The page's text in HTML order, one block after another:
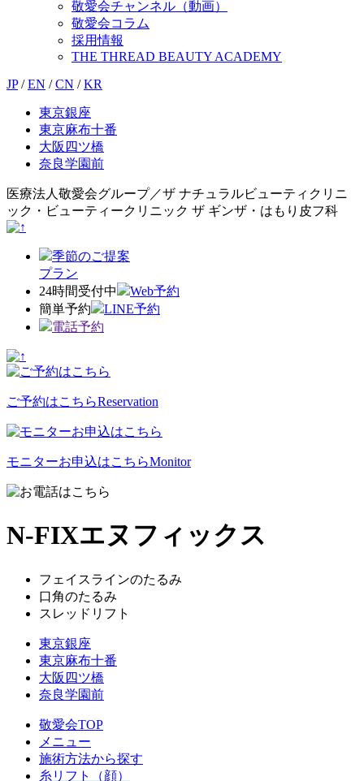
敬愛会チャンネル（動画）
敬愛会コラム
採用情報
THE THREAD BEAUTY ACADEMY
JP / EN / CN / KR
東京銀座
東京麻布十番
大阪四ツ橋
奈良学園前
医療法人敬愛会グループ／ザ ナチュラルビューティクリニ
ック・ビューティークリニック ザ ギンザ・はもり皮フ科
季節のご提案
プラン
24時間受付中
Web予約
簡単予約
LINE予約
電話予約
ご予約はこちらReservation
モニターお申込はこちらMonitor
N-FIXエヌフィックス
フェイスラインのたるみ
口角のたるみ
スレッドリフト
東京銀座
東京麻布十番
大阪四ツ橋
奈良学園前
敬愛会TOP
メニュー
施術方法から探す
糸リフト（顔）